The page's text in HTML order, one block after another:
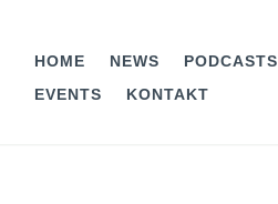
HOME NEWS PODCASTS
EVENTS
KONTAKT